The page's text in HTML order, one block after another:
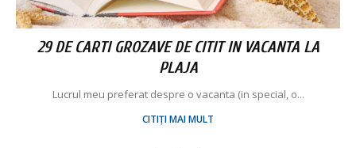
29 DE CARTI GROZAVE DE CITIT IN VACANTA LA
PLAJA
Lucrul meu preferat despre o vacanta (in special, o...
CITIȚI MAI MULT